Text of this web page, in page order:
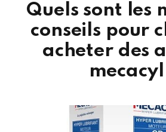
Quels sont les
conseils pour
acheter des
mecacyl